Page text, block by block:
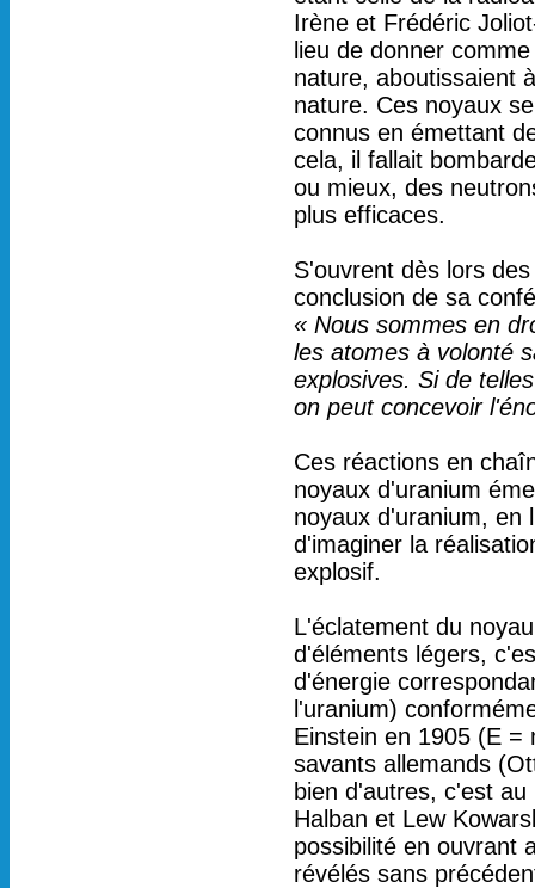
Irène et Frédéric
lieu de donner
nature, aboutissaient
nature. Ces noyaux
connus en émettant
cela, il fallait
ou mieux, des
plus efficaces.
S'ouvrent dès lors
conclusion de sa
« Nous sommes en
les atomes à volonté
explosives. Si de
on peut concevoir
Ces réactions en
noyaux d'uranium
noyaux d'uranium, en
d'imaginer la
explosif.
L'éclatement du
d'éléments légers,
d'énergie
l'uranium)
Einstein en 1905 (E =
savants allemands
bien d'autres, c'est
Halban et Lew
possibilité en ouvrant
révélés sans